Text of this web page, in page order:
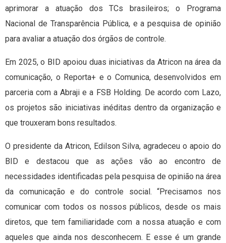
aprimorar a atuação dos TCs brasileiros; o Programa
Nacional de Transparência Pública, e a pesquisa de opinião
para avaliar a atuação dos órgãos de controle.
Em 2025, o BID apoiou duas iniciativas da Atricon na área da
comunicação, o Reporta+ e o Comunica, desenvolvidos em
parceria com a Abraji e a FSB Holding. De acordo com Lazo,
os projetos são iniciativas inéditas dentro da organização e
que trouxeram bons resultados.
O presidente da Atricon, Edilson Silva, agradeceu o apoio do
BID e destacou que as ações vão ao encontro de
necessidades identificadas pela pesquisa de opinião na área
da comunicação e do controle social. “Precisamos nos
comunicar com todos os nossos públicos, desde os mais
diretos, que tem familiaridade com a nossa atuação e com
aqueles que ainda nos desconhecem. E esse é um grande